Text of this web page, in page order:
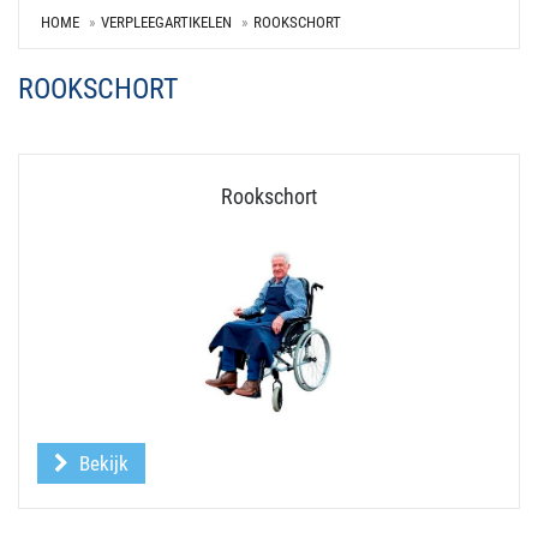
HOME VERPLEEGARTIKELEN ROOKSCHORT
ROOKSCHORT
Rookschort
Bekijk